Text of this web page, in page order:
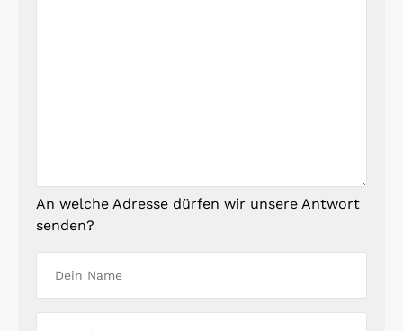
An welche Adresse dürfen wir unsere Antwort
senden?